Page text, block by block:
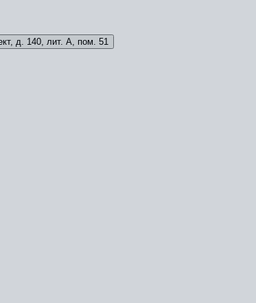
д. 140, лит. А, пом. 51